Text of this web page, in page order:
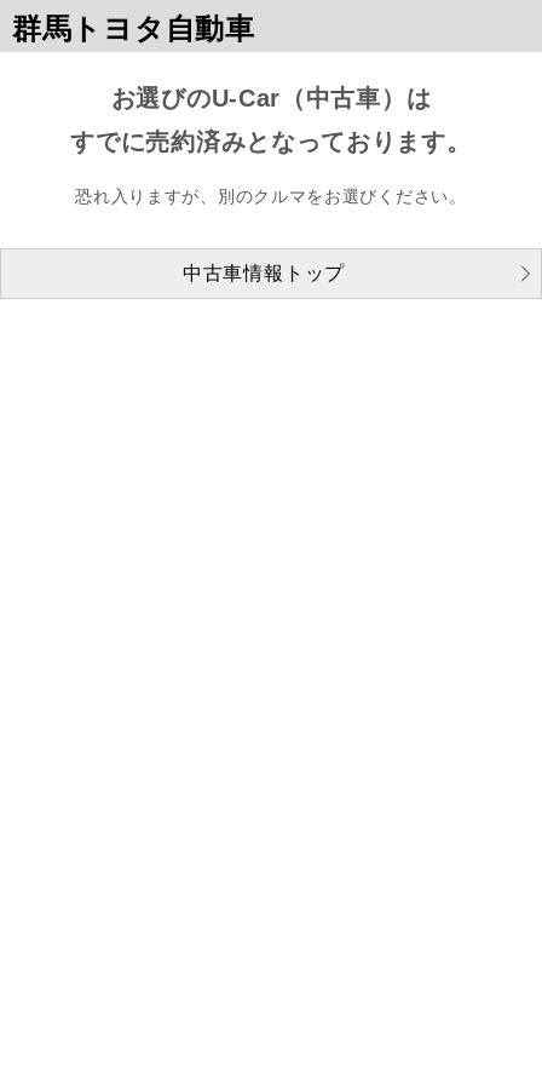
群馬トヨタ自動車
お選びのU-Car（中古車）は
すでに売約済みとなっております。
恐れ入りますが、別のクルマをお選びください。
中古車情報トップ